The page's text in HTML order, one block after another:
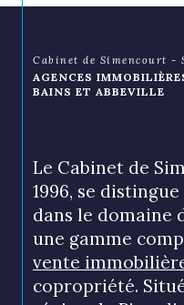
Cabinet de Simencourt -
AGENCES
BAINS ET ABBEVILLE
Le Cabinet de
1996, se
dans le domaine
une gamme
vente
copropriété.